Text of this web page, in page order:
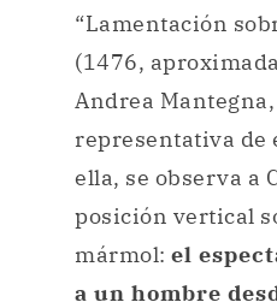
“Lamentación
(1476,
Andrea Mantegna,
representativa de
ella, se observa a
posición vertical
mármol: el
a un hombre